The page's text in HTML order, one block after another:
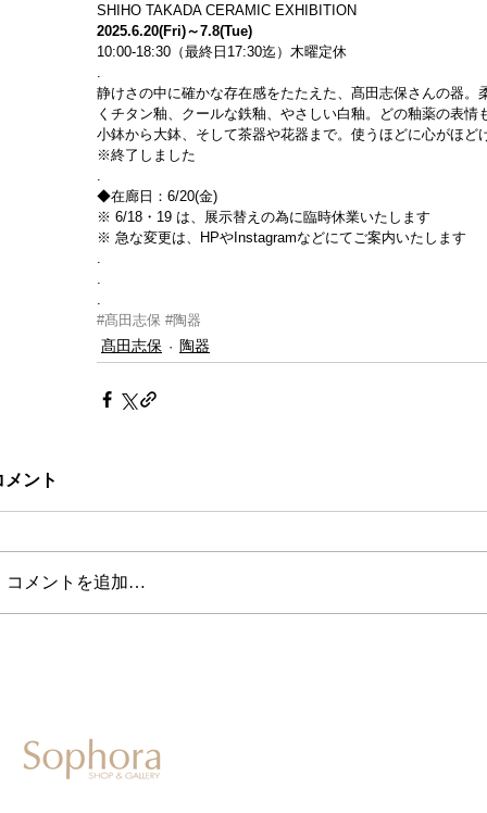
SHIHO TAKADA CERAMIC EXHIBITION
2025.6.20(Fri)～7.8(Tue)
10:00-18:30（最終日17:30迄）木曜定休
.
静けさの中に確かな存在感をたたえた、髙田志保さんの器
くチタン釉、クールな鉄釉、やさしい白釉。どの釉薬の表
小鉢から大鉢、そして茶器や花器まで。使うほどに心がほ
※終了しました
.
◆在廊日：6/20(金)
※ 6/18・19 は、展示替えの為に臨時休業いたします
※ 急な変更は、HPやInstagramなどにてご案内いたします
.
.
.
#髙田志保 #陶器
髙田志保 陶器
メント
コメントを追加…